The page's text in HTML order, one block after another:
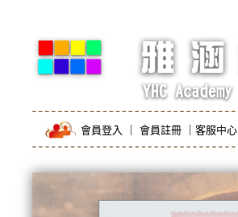
會員登入 會員註冊 客服中心